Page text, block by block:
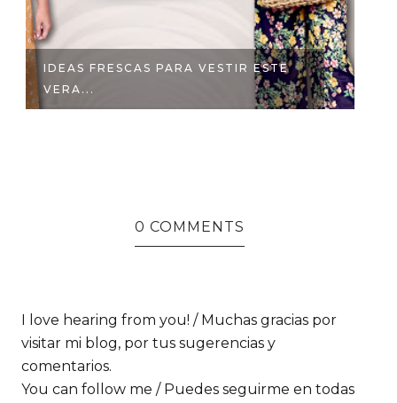
IDEAS FRESCAS PARA VESTIR ESTE
VERA...
0 COMMENTS
I love hearing from you! / Muchas gracias por
visitar mi blog, por tus sugerencias y
comentarios.
You can follow me / Puedes seguirme en todas